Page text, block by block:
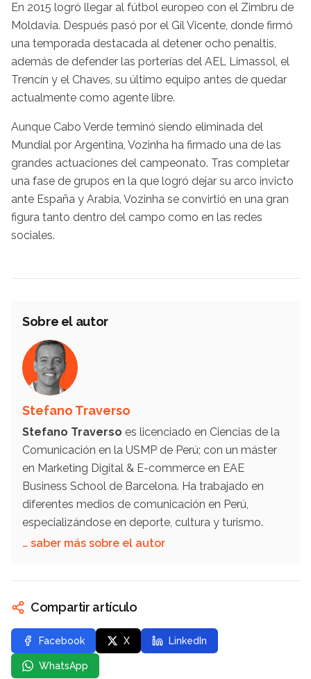
En 2015 logró llegar al fútbol europeo con el Zimbru de
Moldavia. Después pasó por el Gil Vicente, donde firmó
una temporada destacada al detener ocho penaltis,
además de defender las porterías del AEL Limassol, el
Trencín y el Chaves, su último equipo antes de quedar
actualmente como agente libre.
Aunque Cabo Verde terminó siendo eliminada del
Mundial por Argentina, Vozinha ha firmado una de las
grandes actuaciones del campeonato. Tras completar
una fase de grupos en la que logró dejar su arco invicto
ante España y Arabia, Vozinha se convirtió en una gran
figura tanto dentro del campo como en las redes
sociales.
Sobre el autor
Stefano Traverso
Stefano Traverso es licenciado en Ciencias de la
Comunicación en la USMP de Perú; con un máster
en Marketing Digital & E-commerce en EAE
Business School de Barcelona. Ha trabajado en
diferentes medios de comunicación en Perú,
especializándose en deporte, cultura y turismo.
… saber más sobre el autor
Compartir artículo
Facebook X LinkedIn
WhatsApp